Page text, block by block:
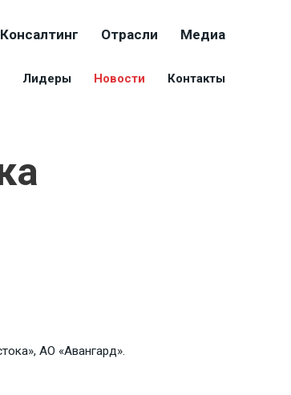
Консалтинг Отрасли Медиа
Лидеры Новости Контакты
АО «Авангард».